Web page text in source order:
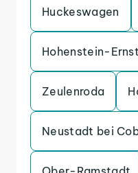
Huckeswagen
Hohenstein-
Zeulenroda
Neustadt bei